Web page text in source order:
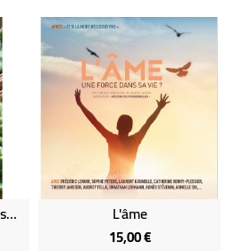
L'Avenir Des Legumineuses Dans L'Alimentation Humaine L'âme
15,00 €Prix